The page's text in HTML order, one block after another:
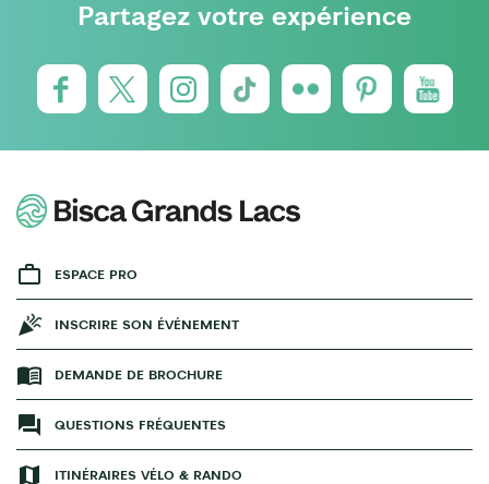
Partagez votre expérience
ESPACE PRO
INSCRIRE SON ÉVÉNEMENT
DEMANDE DE BROCHURE
QUESTIONS FRÉQUENTES
ITINÉRAIRES VÉLO & RANDO